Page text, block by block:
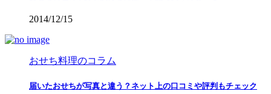
2014/12/15
おせち料理のコラム
届いたおせちが写真と違う？ネット上の口コミや評判もチェック